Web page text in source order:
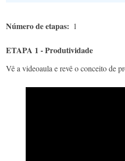
Número de etapas 1
ETAPA 1 - Produtividade
Vê a videoaula e revê o conceito de